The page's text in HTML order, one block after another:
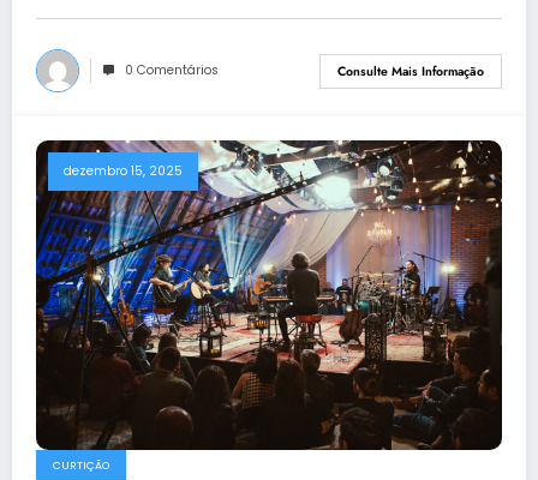
0 Comentários Consulte Mais Informação
dezembro 15, 2025
CURTIÇÃO